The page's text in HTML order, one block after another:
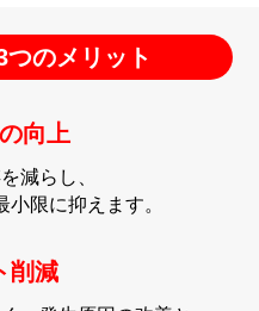
のメリット
向上
減らし、
小限に抑えます。
削減